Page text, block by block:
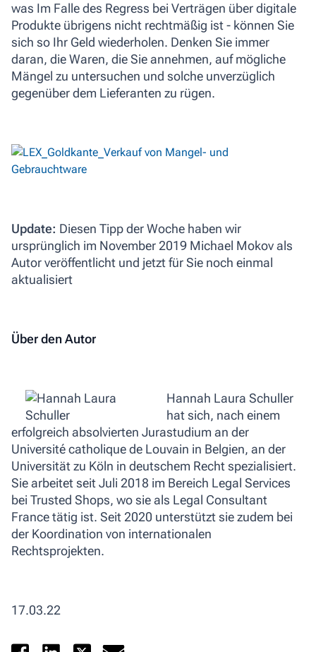
was Im Falle des Regress bei Verträgen über digitale
Produkte übrigens nicht rechtmäßig ist - können Sie
sich so Ihr Geld wiederholen. Denken Sie immer
daran, die Waren, die Sie annehmen, auf mögliche
Mängel zu untersuchen und solche unverzüglich
gegenüber dem Lieferanten zu rügen.
Update: Diesen Tipp der Woche haben wir
ursprünglich im November 2019 Michael Mokov als
Autor veröffentlicht und jetzt für Sie noch einmal
aktualisiert
Über den Autor
Hannah Laura Schuller
hat sich, nach einem
erfolgreich absolvierten Jurastudium an der
Université catholique de Louvain in Belgien, an der
Universität zu Köln in deutschem Recht spezialisiert.
Sie arbeitet seit Juli 2018 im Bereich Legal Services
bei Trusted Shops, wo sie als Legal Consultant
France tätig ist. Seit 2020 unterstützt sie zudem bei
der Koordination von internationalen
Rechtsprojekten.
17.03.22